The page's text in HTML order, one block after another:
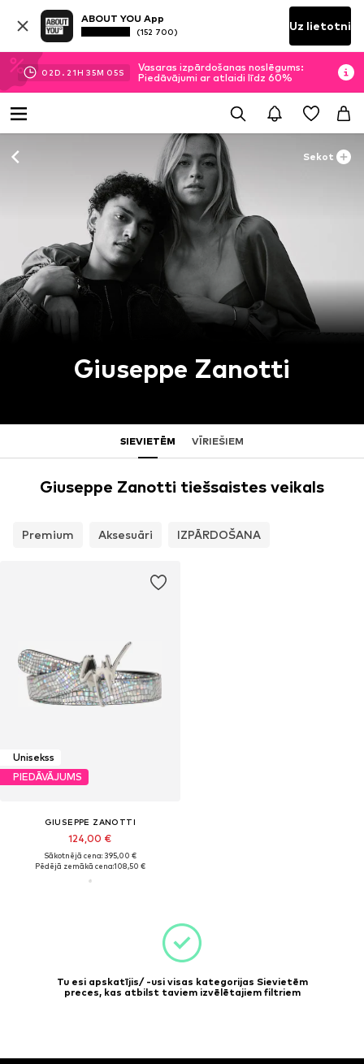
ABOUT YOU App
(152 700) Uz lietotni
02D. 21H 35M 05S
Vasaras izpārdošanas noslēgums:
Piedāvājumi ar atlaidi līdz 60%
Sekot
Giuseppe Zanotti
SIEVIETĒM VĪRIEŠIEM
Giuseppe Zanotti tiešsaistes veikals
Premium Aksesuāri IZPĀRDOŠANA
Unisekss
PIEDĀVĀJUMS
GIUSEPPE ZANOTTI
124,00 €
Sākotnējā cena: 395,00 €
Pēdējā zemākā cena:108,50 €
Tu esi apskatījis/ -usi visas kategorijas Sievietēm
preces, kas atbilst taviem izvēlētajiem filtriem